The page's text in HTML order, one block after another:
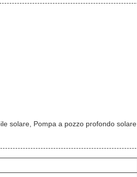
solare, Pompa a pozzo profondo solare